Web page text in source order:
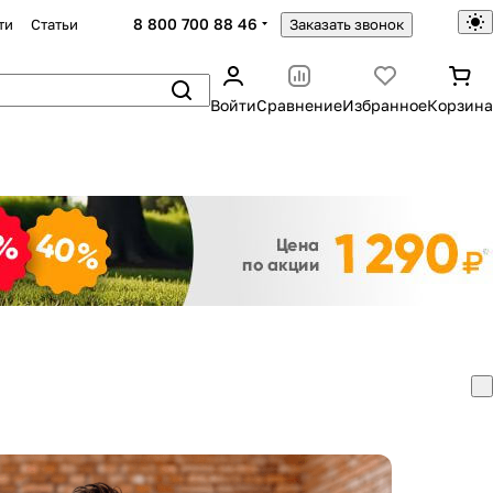
Статьи 8 800 700 88 46 Заказать звонок
ВойтиСравнениеИзбранноеКорзина